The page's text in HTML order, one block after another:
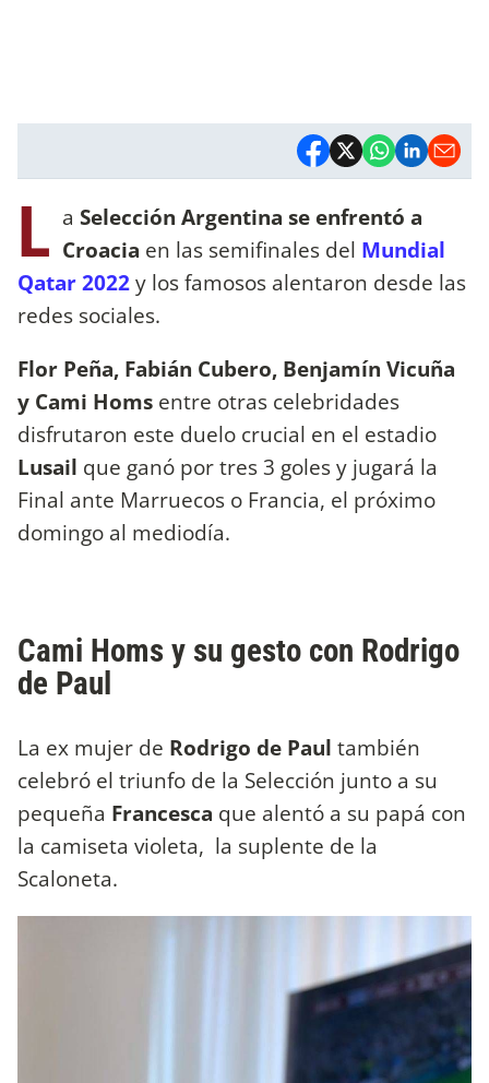
L a Selección Argentina se enfrentó a
Croacia en las semifinales del Mundial
Qatar 2022y los famosos alentaron desde las
redes sociales.
Flor Peña, Fabián Cubero, Benjamín Vicuña
y Cami Homs entre otras celebridades
disfrutaron este duelo crucial en el estadio
Lusail que ganó por tres 3 goles y jugará la
Final ante Marruecos o Francia, el próximo
domingo al mediodía.
Cami Homs y su gesto con Rodrigo
de Paul
La ex mujer de Rodrigo de Paul también
celebró el triunfo de la Selección junto a su
pequeña Francesca que alentó a su papá con
la camiseta violeta, la suplente de la
Scaloneta.